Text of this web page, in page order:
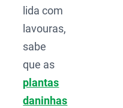
lida com
lavouras,
sabe
que as
plantas
daninhas